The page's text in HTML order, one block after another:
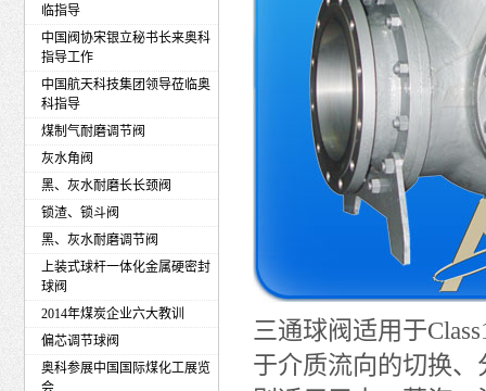
三通球阀适用于
于介质流向的切换
临指导
中国阀协宋银立秘书长来奥科
指导工作
中国航天科技集团领导莅临奥
科指导
煤制气耐磨调节阀
灰水角阀
黑、灰水耐磨长长颈阀
锁渣、锁斗阀
黑、灰水耐磨调节阀
上装式球杆一体化金属硬密封
球阀
2014年煤炭企业六大教训
偏芯调节球阀
奥科参展中国国际煤化工展览
会